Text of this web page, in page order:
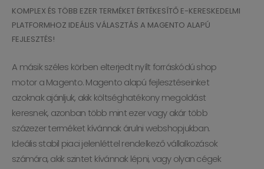
KOMPLEX ÉS TÖBB EZER TERMÉKET ÉRTÉKESÍTŐ E-KERESKEDELMI
PLATFORMHOZ IDEÁLIS VÁLASZTÁS A MAGENTO ALAPÚ
FEJLESZTÉS!
A másik széles körben elterjedt nyílt forráskódú shop
motor a Magento. Magento alapú fejlesztéseinket
azoknak ajánljuk, akik költséghatékony megoldást
keresnek, azonban több mint ezer vagy akár több
százezer terméket kívánnak árulni webshopjukban.
Ideális stabil piaci jelenléttel rendelkező vállalkozások
számára, akik szintet kívánnak lépni, vagy olyan cégek